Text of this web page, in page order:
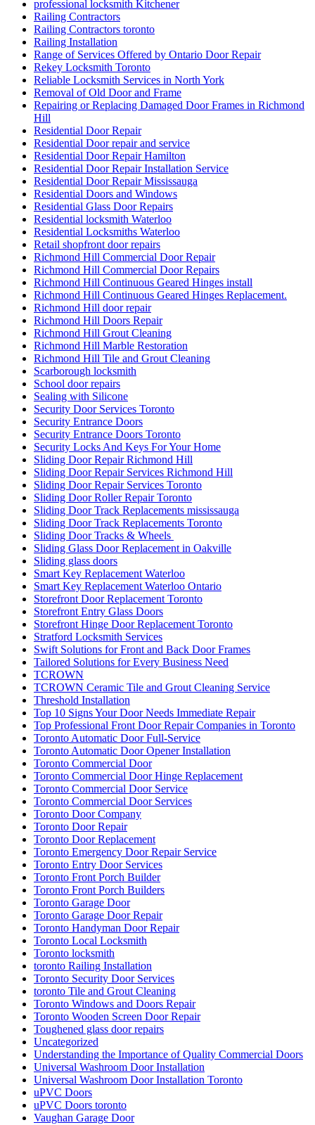
professional locksmith Kitchener
Railing Contractors
Railing Contractors toronto
Railing Installation
Range of Services Offered by Ontario Door Repair
Rekey Locksmith Toronto
Reliable Locksmith Services in North York
Removal of Old Door and Frame
Repairing or Replacing Damaged Door Frames in Richmond
Hill
Residential Door Repair
Residential Door repair and service
Residential Door Repair Hamilton
Residential Door Repair Installation Service
Residential Door Repair Mississauga
Residential Doors and Windows
Residential Glass Door Repairs
Residential locksmith Waterloo
Residential Locksmiths Waterloo
Retail shopfront door repairs
Richmond Hill Commercial Door Repair
Richmond Hill Commercial Door Repairs
Richmond Hill Continuous Geared Hinges install
Richmond Hill Continuous Geared Hinges Replacement.
Richmond Hill door repair
Richmond Hill Doors Repair
Richmond Hill Grout Cleaning
Richmond Hill Marble Restoration
Richmond Hill Tile and Grout Cleaning
Scarborough locksmith
School door repairs
Sealing with Silicone
Security Door Services Toronto
Security Entrance Doors
Security Entrance Doors Toronto
Security Locks And Keys For Your Home
Sliding Door Repair Richmond Hill
Sliding Door Repair Services Richmond Hill
Sliding Door Repair Services Toronto
Sliding Door Roller Repair Toronto
Sliding Door Track Replacements mississauga
Sliding Door Track Replacements Toronto
Sliding Door Tracks & Wheels
Sliding Glass Door Replacement in Oakville
Sliding glass doors
Smart Key Replacement Waterloo
Smart Key Replacement Waterloo Ontario
Storefront Door Replacement Toronto
Storefront Entry Glass Doors
Storefront Hinge Door Replacement Toronto
Stratford Locksmith Services
Swift Solutions for Front and Back Door Frames
Tailored Solutions for Every Business Need
TCROWN
TCROWN Ceramic Tile and Grout Cleaning Service
Threshold Installation
Top 10 Signs Your Door Needs Immediate Repair
Top Professional Front Door Repair Companies in Toronto
Toronto Automatic Door Full-Service
Toronto Automatic Door Opener Installation
Toronto Commercial Door
Toronto Commercial Door Hinge Replacement
Toronto Commercial Door Service
Toronto Commercial Door Services
Toronto Door Company
Toronto Door Repair
Toronto Door Replacement
Toronto Emergency Door Repair Service
Toronto Entry Door Services
Toronto Front Porch Builder
Toronto Front Porch Builders
Toronto Garage Door
Toronto Garage Door Repair
Toronto Handyman Door Repair
Toronto Local Locksmith
Toronto locksmith
toronto Railing Installation
Toronto Security Door Services
toronto Tile and Grout Cleaning
Toronto Windows and Doors Repair
Toronto Wooden Screen Door Repair
Toughened glass door repairs
Uncategorized
Understanding the Importance of Quality Commercial Doors
Universal Washroom Door Installation
Universal Washroom Door Installation Toronto
uPVC Doors
uPVC Doors toronto
Vaughan Garage Door